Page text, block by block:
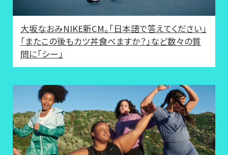
大坂なおみNIKE新CM。「日本語で答えてください」
「またこの後もカツ丼食べますか？」など数々の質
問に「シー」